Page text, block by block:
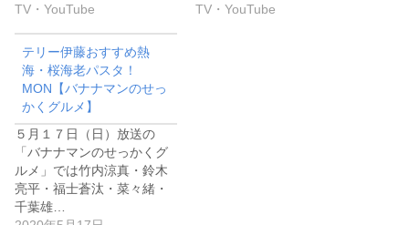
TV・YouTube
TV・YouTube
テリー伊藤おすすめ熱
海・桜海老パスタ！
MON【バナナマンのせっ
かくグルメ】
５月１７日（日）放送の
「バナナマンのせっかくグ
ルメ」では竹内涼真・鈴木
亮平・福士蒼汰・菜々緒・
千葉雄…